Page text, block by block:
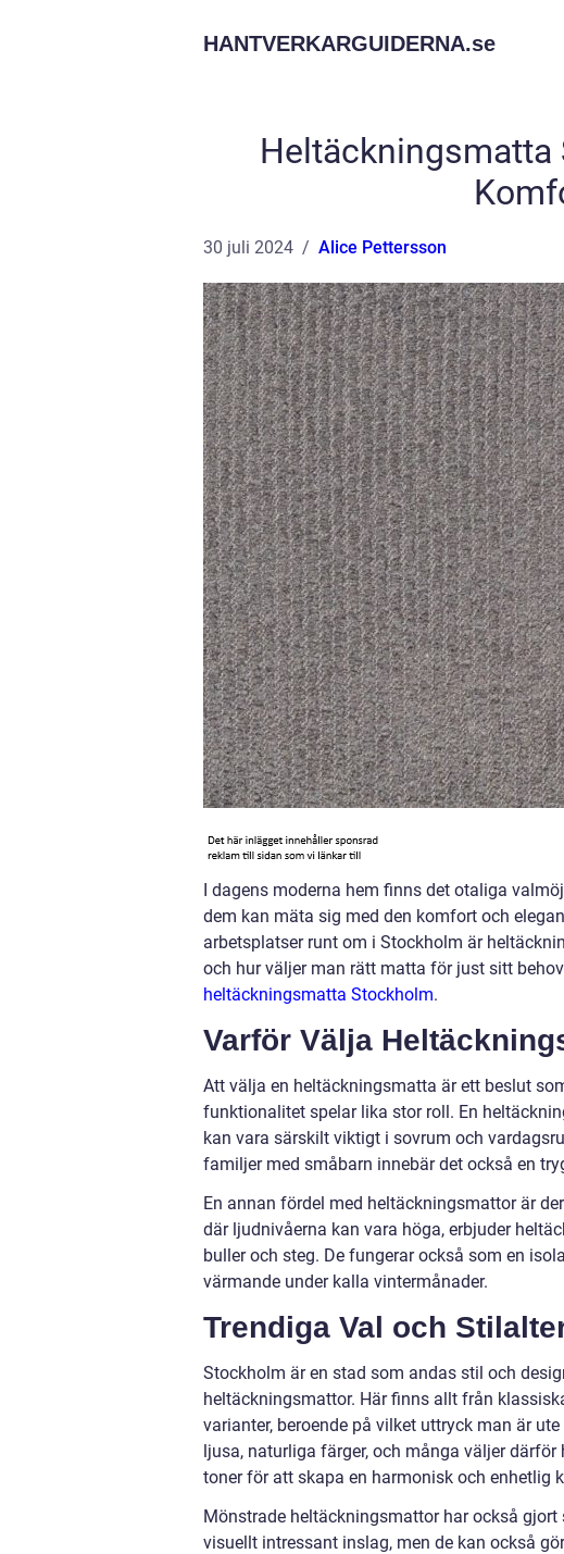
HANTVERKARGUIDERNA.se
Heltäckningsmatta
30 juli 2024 Alice Pettersson
I dagens moderna hem finns det otaliga
dem kan mäta sig med den komfort och
arbetsplatser runt om i Stockholm är
och hur väljer man rätt matta för just sitt
heltäckningsmatta Stockholm.
Varför Välja
Att välja en heltäckningsmatta är ett beslut
funktionalitet spelar lika stor roll. En
kan vara särskilt viktigt i sovrum och
familjer med småbarn innebär det också en
En annan fördel med heltäckningsmattor är
där ljudnivåerna kan vara höga, erbjuder
buller och steg. De fungerar också som en
värmande under kalla vintermånader.
Trendiga Val och
Stockholm är en stad som andas stil och
heltäckningsmattor. Här finns allt från
varianter, beroende på vilket uttryck man är
ljusa, naturliga färger, och många väljer
toner för att skapa en harmonisk och enhetlig
Mönstrade heltäckningsmattor har också
visuellt intressant inslag, men de kan också